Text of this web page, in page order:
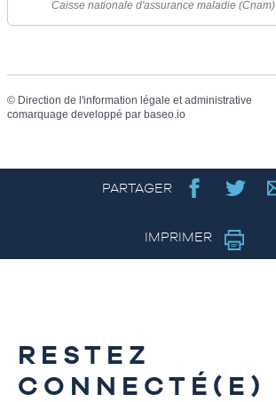
Caisse nationale d'assurance maladie (Cnam)
© Direction de l'information légale et administrative
comarquage developpé par baseo.io
PARTAGER
IMPRIMER
RESTEZ
CONNECTÉ(E)